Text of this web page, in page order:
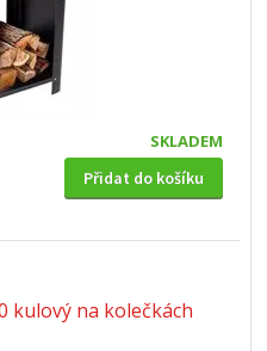
SKLADEM
Přidat do košíku
kulový na kolečkách